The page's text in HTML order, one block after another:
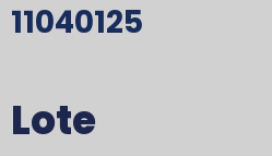
11040125
Lote